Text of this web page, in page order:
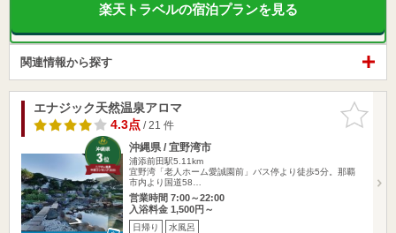
楽天トラベルの宿泊プランを見る
関連情報から探す
お気に入
りに追加
エナジック天然温泉アロマ
4.3点/ 21 件
沖縄県 / 宜野湾市
浦添前田駅5.11km
宜野湾「老人ホーム愛誠園前」バス停より徒歩5分。那覇
市内より国道58…
営業時間 7:00～22:00
入浴料金 1,500円～
日帰り 水風呂